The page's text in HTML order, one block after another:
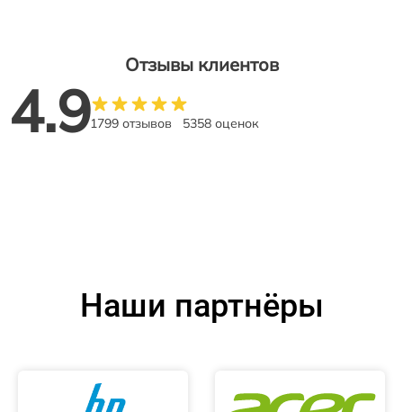
Отзывы клиентов
4.91799 отзывов 5358 оценок
Наши партнёры